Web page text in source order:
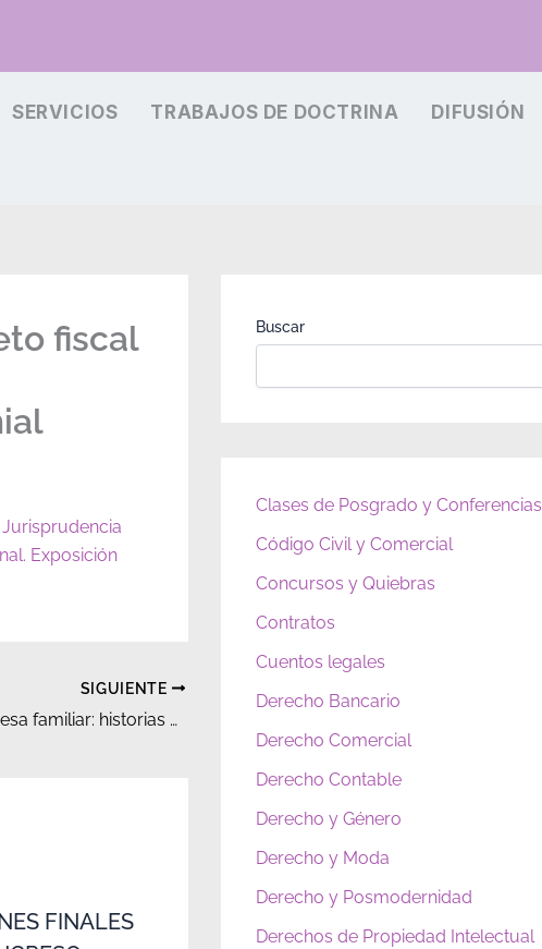
SERVICIOS TRABAJOS DE DOCTRINA DIFUSIÓN
fiscal
Exposición
SIGUIENTE
Empresa familiar: historias de pasión y generaciones
FINALES
Buscar
Clases de Posgrado y Conferencias
Código Civil y Comercial
Concursos y Quiebras
Contratos
Cuentos legales
Derecho Bancario
Derecho Comercial
Derecho Contable
Derecho y Género
Derecho y Moda
Derecho y Posmodernidad
Derechos de Propiedad Intelectual